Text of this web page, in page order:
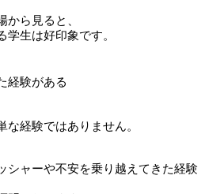
から見ると、
学生は好印象です。
経験がある
な経験ではありません。
シャーや不安を乗り越えてきた経験